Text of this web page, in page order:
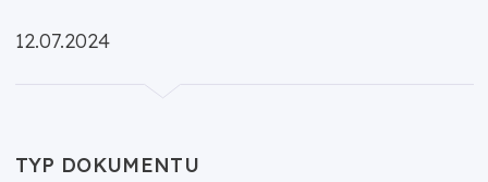
Opublikowano:
12.07.2024
TYP DOKUMENTU